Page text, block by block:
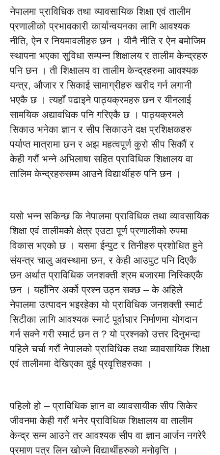
नेपालमा प्राविधिक तथा व्यावसायिक शिक्षा एवं तालीम
प्रणालीको प्रभावकारी कार्यान्वयनका लागि आवश्यक
नीति, ऐन र नियमावलीहरु छन । यीनै नीति र ऐन बमोजिम
स्थापना भएका सुविधा सम्पन्न शिक्षालय र तालीम केन्द्रहरु
पनि छन । ती शिक्षालय वा तालीम केन्द्रहरुमा आवश्यक
यन्त्र, औजार र सिकाई सामाग्रीहरु खरीद गर्न लगानी
भएकै छ । त्यहाँ पढाइने पाठ्यक्रमहरु छन र यीनलाई
सामयिक अद्यावधिक पनि गरिएकै छ । पाठ्यक्रमले
सिकाउ भनेका ज्ञान र सीप सिकाउने दक्ष प्रशिक्षकहरु
पर्याप्त मात्रामा छन र अझ महत्वपूर्ण कुरो सीप सिकौं र
केही गरौं भन्ने अभिलाषा सहित प्राविधिक शिक्षालय वा
तालिम केन्द्रहरुसम्म आउने विद्यार्थीहरु पनि छन ।
यसो भन्न सकिन्छ कि नेपालमा प्राविधिक तथा व्यावसायिक
शिक्षा एवं तालीमको क्षेत्र एउटा पूर्ण प्रणालीको रुपमा
विकास भएको छ । यसमा ईन्पुट र तिनीहरु प्रशोधित हुने
संयन्त्र चालु अवस्थामा छन, र केही आउपुट पनि दिएकै
छन अर्थात प्राविधिक जनशक्ती श्रम बजारमा निस्किएकै
छन । यहाँनिर अर्को प्रश्न उठ्न सक्छ – के अहिले
नेपालमा उत्पादन भइरहेका यो प्राविधिक जनशक्ती स्मार्ट
सिटीका लागि आवश्यक स्मार्ट पूर्वाधार निर्माणमा योगदान
गर्न सक्ने गरी स्मार्ट छन त ? यो प्रश्नको उत्तर दिनुभन्दा
पहिले चर्चा गरौं नेपालको प्राविधिक तथा व्यावसायिक शिक्षा
एवं तालीममा देखिएका दुई प्रवृत्तिहरुका ।
पहिलो हो – प्राविधिक ज्ञान वा व्यावसायीक सीप सिकेर
जीवनमा केही गरौं भनेर प्राविधिक शिक्षालय वा तालीम
केन्द्र सम्म आउने तर आवश्यक सीप वा ज्ञान आर्जन नगरेरै
प्रमाण पत्र लिन खोज्ने विद्यार्थीहरुको मनोवृत्ति ।